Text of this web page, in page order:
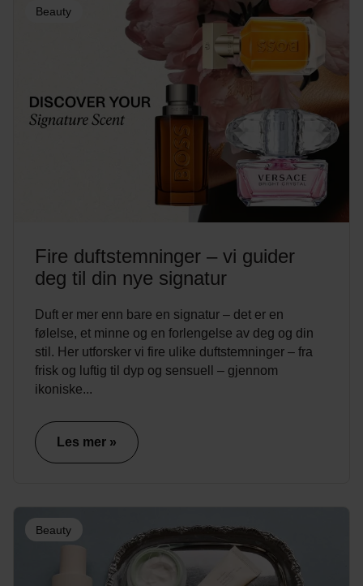
Beauty
Fire duftstemninger – vi guider
deg til din nye signatur
Duft er mer enn bare en signatur – det er en
følelse, et minne og en forlengelse av deg og din
stil. Her utforsker vi fire ulike duftstemninger – fra
frisk og luftig til dyp og sensuell – gjennom
ikoniske...
Les mer »
Beauty